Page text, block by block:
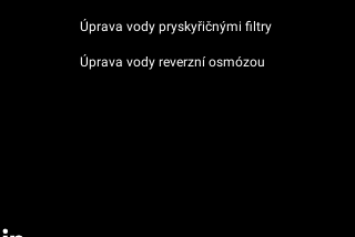
Úprava vody pryskyřičnými filtry
Úprava vody reverzní osmózou